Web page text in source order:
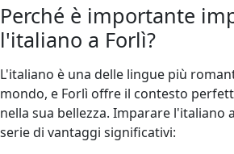
Perché è importante
l'italiano a Forlì?
L'italiano è una delle lingue più
mondo, e Forlì offre il contesto
nella sua bellezza. Imparare l'italiano
serie di vantaggi significativi: